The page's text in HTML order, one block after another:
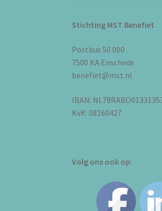
Stichting MST Benefiet
Postbus 50 000
7500 KA Enschede
benefiet@mst.nl
IBAN:
KvK: 08160427
Volg ons ook op: